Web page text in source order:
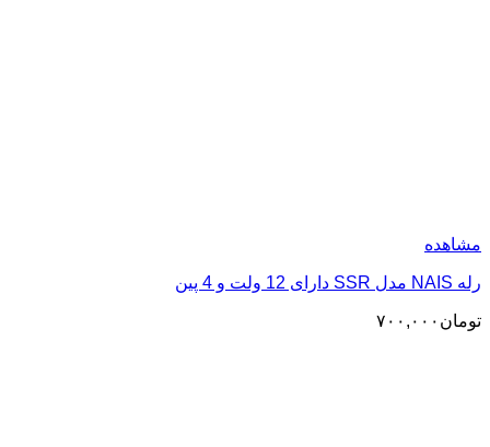
مشاهده
رله NAIS مدل SSR دارای 12 ولت و 4 پین
تومان ۷۰۰,۰۰۰